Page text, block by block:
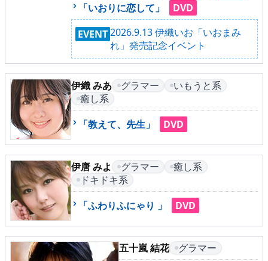
▶次回作
▶制作中
▶発売年月日
ご利用ガイド
▶更新情報
▶個人情報保護について
「いおりに恋して」
DVD
EVENT2026.9.13 伊織いお「いおまみ
れ」発売記念イベント
伊織 みあ グラマー
いもうと系
癒し系
「教えて、先生」
DVD
伊唐 みよ グラマー
癒し系
ドキドキ系
「ふわりふにゃり 」
DVD
五十嵐 結花
グラマー